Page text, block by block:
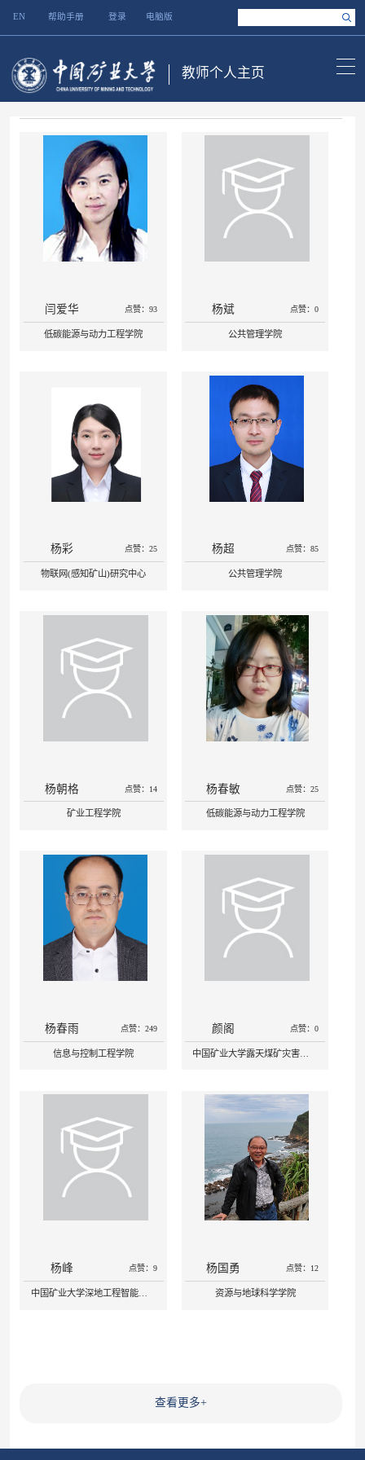
EN 帮助手册 登录 电脑版
教师个人主页
闫爱华 点赞：93
低碳能源与动力工程学院
杨斌 点赞：0
公共管理学院
杨彩 点赞：25
物联网(感知矿山)研究中心
杨超 点赞：85
公共管理学院
杨朝格 点赞：14
矿业工程学院
杨春敏 点赞：25
低碳能源与动力工程学院
杨春雨 点赞：249
信息与控制工程学院
颜阁 点赞：0
杨峰 点赞：9 杨国勇 点赞：12
资源与地球科学学院
查看更多+